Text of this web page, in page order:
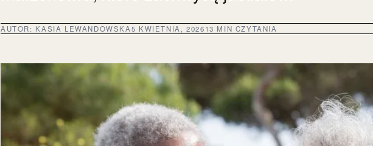
AUTOR: KASIA LEWANDOWSKA5 KWIETNIA, 202613 MIN CZYTANIA